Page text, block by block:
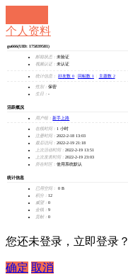
个人资料
gu666(UID: 175839581)
邮箱状态： 未验证
视频认证： 未认证
统计信息： 好友数 0 回帖数 1 主题数 2
性别： 保密
生日： -
活跃概况
用户组： 新手上路
在线时间： 1 小时
注册时间： 2022-2-18 13:03
最后访问： 2022-2-19 21:18
上次活动时间： 2022-2-19 13:51
上次发表时间： 2022-2-19 23:03
所在时区： 使用系统默认
统计信息
已用空间：
0 B
积分： 12
威望： 0
金钱： 9
贡献： 0
您还未登录，立即登录？
确定 取消